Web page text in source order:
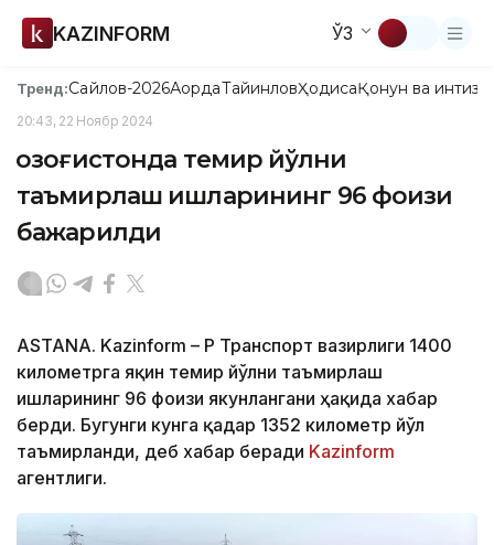
KAZINFORM ЎЗ
Тренд:Сайлов-2026АқордаТайинловҲодисаҚонун ва
20:43, 22 Ноябр 2024
Қозоғистонда темир йўлни
таъмирлаш ишларининг 96 фоизи
бажарилди
ASTANA. Kazinform – ҚР Транспорт вазирлиги 1400
километрга яқин темир йўлни таъмирлаш
ишларининг 96 фоизи якунлангани ҳақида хабар
берди. Бугунги кунга қадар 1352 километр йўл
таъмирланди, деб хабар беради Kazinform
агентлиги.